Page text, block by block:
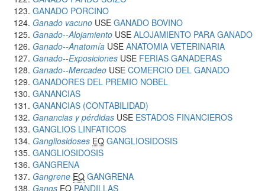
GANADO PORCINO
Ganado vacuno USE GANADO BOVINO
Ganado--Alojamiento USE ALOJAMIENTO PARA GANADO
Ganado--Anatomía USE ANATOMIA VETERINARIA
Ganado--Exposiciones USE FERIAS GANADERAS
Ganado--Mercadeo USE COMERCIO DEL GANADO
GANADORES DEL PREMIO NOBEL
GANANCIAS
GANANCIAS (CONTABILIDAD)
Ganancias y pérdidas USE ESTADOS FINANCIEROS
GANGLIOS LINFATICOS
Gangliosidoses EQ GANGLIOSIDOSIS
GANGLIOSIDOSIS
GANGRENA
Gangrene EQ GANGRENA
Gangs EQ PANDILLAS